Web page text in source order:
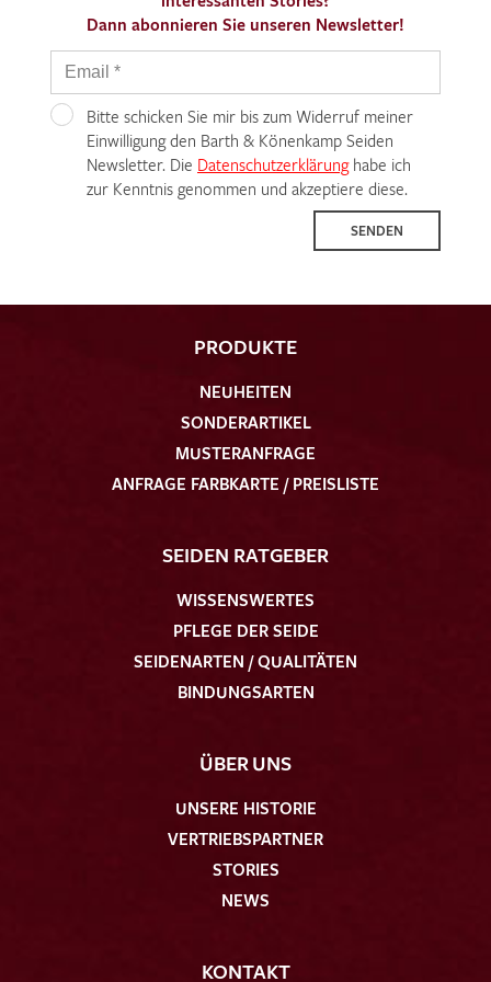
zur Beantwortung meiner Musteranfrage genutzt werden.
Datenschutzbestimmungenhabe ich zur Kenntnis
Dann abonnieren Sie unseren Newsletter!
Bitte schicken Sie mir bis zum Widerruf meiner
Einwilligung den Barth & Könenkamp Seiden
Newsletter. Die Datenschutzerklärunghabe ich
zur Kenntnis genommen und akzeptiere diese.
SENDEN
PRODUKTE
NEUHEITEN
SONDERARTIKEL
MUSTERANFRAGE
ANFRAGE FARBKARTE / PREISLISTE
SEIDEN RATGEBER
WISSENSWERTES
PFLEGE DER SEIDE
SEIDENARTEN / QUALITÄTEN
BINDUNGSARTEN
ÜBER UNS
UNSERE HISTORIE
VERTRIEBSPARTNER
STORIES
NEWS
KONTAKT